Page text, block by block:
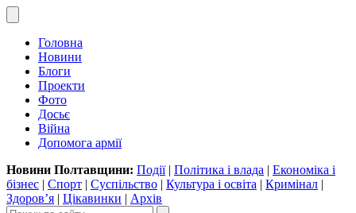
Головна
Новини
Блоги
Проекти
Фото
Досьє
Війна
Допомога армії
Новини Полтавщини: Події| Політика і влада | Економіка і
бізнес | Спорт | Суспільство | Культура і освіта | Кримінал |
Здоров’я | Цікавинки | Архів